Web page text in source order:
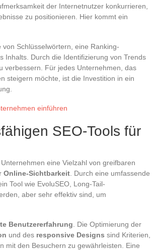
der Internetnutzer konkurrieren,
zu positionieren. Hier kommt ein
Schlüsselwörtern, eine Ranking-
Inhalts. Durch die Identifizierung von Trends
verbessern. Für jedes Unternehmen, das
steigern möchte, ist die Investition in ein
einführen
SEO-Tools für
eine Vielzahl von greifbaren
Online-Sichtbarkeit . Durch eine umfassende
Tool wie EvoluSEO, Long-Tail-
aber sehr effektiv sind, um
Benutzererfahrung . Die Optimierung der
und des responsive Designs sind Kriterien,
mit den Besuchern zu gewährleisten. Eine